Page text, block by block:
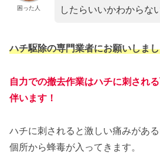
困った人
したらいいかわからな
ハチ駆除の専門業者にお願いしま
自力での撤去作業はハチに刺され
伴います！
ハチに刺されると激しい痛みがあ
個所から蜂毒が入ってきます。